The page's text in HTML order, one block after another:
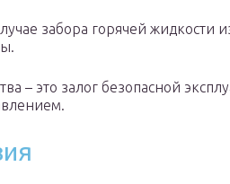
забора горячей жидкости
– это залог безопасной